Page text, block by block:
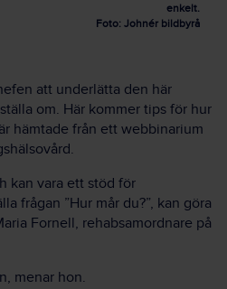
enkelt.
Foto: Johnér bildbyrå
att underlätta den här
om. Här kommer tips för hur
hämtade från ett webbinarium
kan vara ett stöd för
frågan ”Hur mår du?”, kan göra
Fornell, rehabsamordnare på
menar hon.